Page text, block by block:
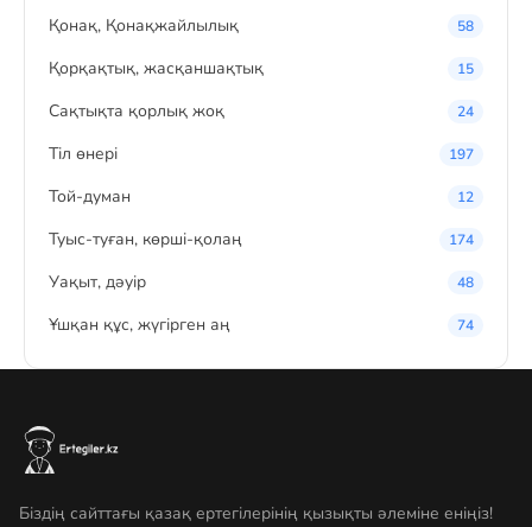
Қонақ, Қонақжайлылық 58
Қорқақтық, жасқаншақтық 15
Сақтықта қорлық жоқ 24
Тіл өнері 197
Той-думан 12
Туыс-туған, көрші-қолаң 174
Уақыт, дәуір 48
Ұшқан құс, жүгірген аң 74
Біздің сайттағы қазақ ертегілерінің қызықты әлеміне еніңіз!